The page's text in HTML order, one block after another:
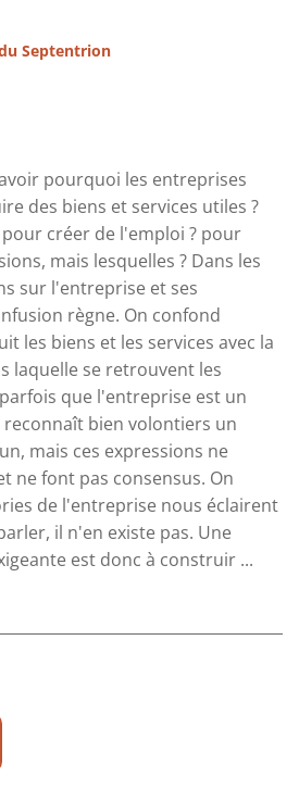
Septentrion
pourquoi les entreprises
des biens et services utiles ?
créer de l'emploi ? pour
mais lesquelles ? Dans les
sur l'entreprise et ses
règne. On confond
les biens et les services avec la
laquelle se retrouvent les
que l'entreprise est un
bien volontiers un
mais ces expressions ne
ne font pas consensus. On
de l'entreprise nous éclairent
il n'en existe pas. Une
est donc à construir ...